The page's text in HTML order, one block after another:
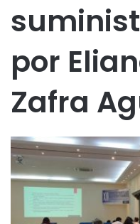
por
Zafra